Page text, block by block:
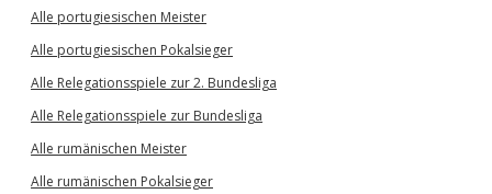
Alle portugiesischen Meister
Alle portugiesischen Pokalsieger
Alle Relegationsspiele zur 2. Bundesliga
Alle Relegationsspiele zur Bundesliga
Alle rumänischen Meister
Alle rumänischen Pokalsieger